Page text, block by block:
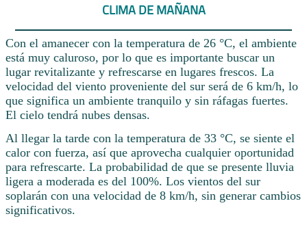
CLIMA DE MAÑANA
Con el amanecer con la temperatura de 26 °C, el ambiente
está muy caluroso, por lo que es importante buscar un
lugar revitalizante y refrescarse en lugares frescos. La
velocidad del viento proveniente del sur será de 6 km/h, lo
que significa un ambiente tranquilo y sin ráfagas fuertes.
El cielo tendrá nubes densas.
Al llegar la tarde con la temperatura de 33 °C, se siente el
calor con fuerza, así que aprovecha cualquier oportunidad
para refrescarte. La probabilidad de que se presente lluvia
ligera a moderada es del 100%. Los vientos del sur
soplarán con una velocidad de 8 km/h, sin generar cambios
significativos.